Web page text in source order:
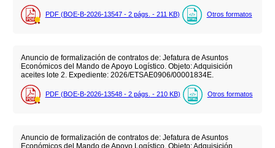
PDF (BOE-B-2026-13547 - 2 págs. - 211 KB) Otros formatos
Anuncio de formalización de contratos de: Jefatura de Asuntos
Económicos del Mando de Apoyo Logístico. Objeto: Adquisición
aceites lote 2. Expediente: 2026/ETSAE0906/00001834E.
PDF (BOE-B-2026-13548 - 2 págs. - 210 KB) Otros formatos
Anuncio de formalización de contratos de: Jefatura de Asuntos
Económicos del Mando de Apoyo Logístico. Objeto: Adquisición